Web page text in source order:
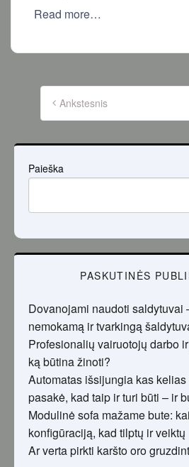
Read more…
Įrašų
puslapiavimas
Ankstesnis
Paieška
PASKUTINĖS
Dovanojami naudoti saldytuvai
nemokamą ir tvarkingą
Profesionalių vairuotojų darbo
ką būtina žinoti?
Automatas išsijungia kas
pasakė, kad taip ir turi būti – ir
Modulinė sofa mažame bute:
konfigūraciją, kad tilptų ir veiktų
Ar verta pirkti karšto oro